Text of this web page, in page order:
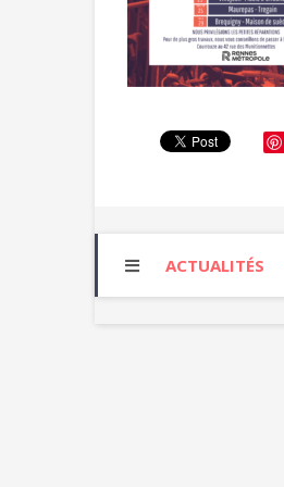
ACTUALITÉS